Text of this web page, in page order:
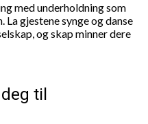
med underholdning som
gjestene synge og danse
og skap minner dere
til